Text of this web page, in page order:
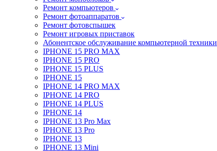
Ремонт компьютеров
Ремонт фотоаппаратов
Ремонт фотовспышек
Ремонт игровых приставок
Абонентское обслуживание компьютерной техники
IPHONE 15 PRO MAX
IPHONE 15 PRO
IPHONE 15 PLUS
IPHONE 15
IPHONE 14 PRO MAX
IPHONE 14 PRO
IPHONE 14 PLUS
IPHONE 14
IPHONE 13 Pro Max
IPHONE 13 Pro
IPHONE 13
IPHONE 13 Mini